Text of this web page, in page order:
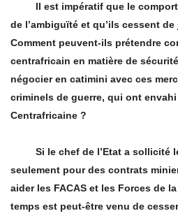
Il est impératif que le
de l’ambiguïté et qu’ils cessent
Comment peuvent-ils prétendre
centrafricain en matière de
négocier en catimini avec ces
criminels de guerre, qui ont
Centrafricaine ?
Si le chef de l’Etat a sollicité
seulement pour des contrats
aider les FACAS et les Forces de
temps est peut-être venu de